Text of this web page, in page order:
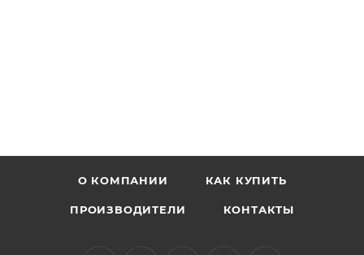
О КОМПАНИИ КАК КУПИТЬ
ПРОИЗВОДИТЕЛИ КОНТАКТЫ